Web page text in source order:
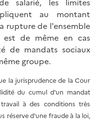
au montant
rupture de l'ensemble
de même en cas
de mandats sociaux
groupe.
la jurisprudence de la Cour
du cumul d'un mandat
à des conditions très
réserve d'une fraude à la loi,